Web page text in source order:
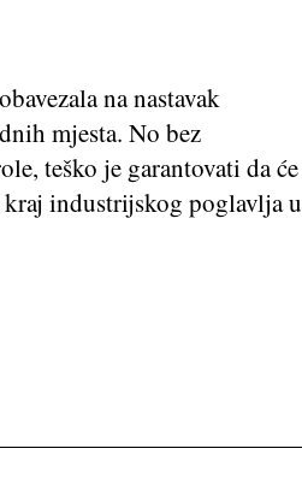
na nastavak
mjesta. No bez
teško je garantovati da će
industrijskog poglavlja u